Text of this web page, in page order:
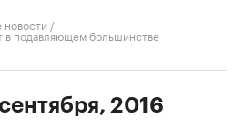
новости /
в подавляющем большинстве
2016